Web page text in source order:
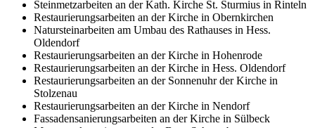
Steinmetzarbeiten an der Kath. Kirche St. Sturmius in Rinteln
Restaurierungsarbeiten an der Kirche in Obernkirchen
Natursteinarbeiten am Umbau des Rathauses in Hess.
Oldendorf
Restaurierungsarbeiten an der Kirche in Hohenrode
Restaurierungsarbeiten an der Kirche in Hess. Oldendorf
Restaurierungsarbeiten an der Sonnenuhr der Kirche in
Stolzenau
Restaurierungsarbeiten an der Kirche in Nendorf
Fassadensanierungsarbeiten an der Kirche in Sülbeck